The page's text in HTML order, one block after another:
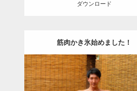
ダウンロード
筋肉かき氷始めました！
Update:2023.02.11
Category:筋肉銭湯2 その他